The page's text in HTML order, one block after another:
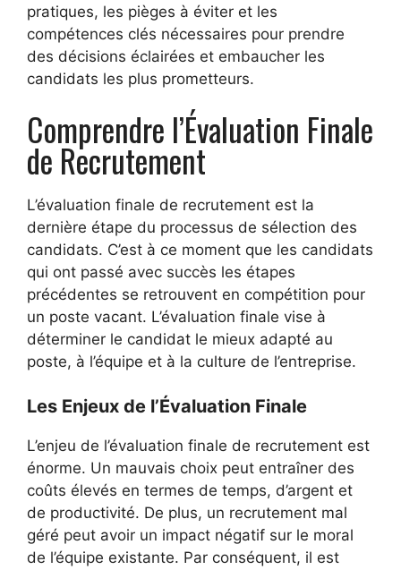
pratiques, les pièges à éviter et les
compétences clés nécessaires pour prendre
des décisions éclairées et embaucher les
candidats les plus prometteurs.
Comprendre l’Évaluation Finale
de Recrutement
L’évaluation finale de recrutement est la
dernière étape du processus de sélection des
candidats. C’est à ce moment que les candidats
qui ont passé avec succès les étapes
précédentes se retrouvent en compétition pour
un poste vacant. L’évaluation finale vise à
déterminer le candidat le mieux adapté au
poste, à l’équipe et à la culture de l’entreprise.
Les Enjeux de l’Évaluation Finale
L’enjeu de l’évaluation finale de recrutement est
énorme. Un mauvais choix peut entraîner des
coûts élevés en termes de temps, d’argent et
de productivité. De plus, un recrutement mal
géré peut avoir un impact négatif sur le moral
de l’équipe existante. Par conséquent, il est